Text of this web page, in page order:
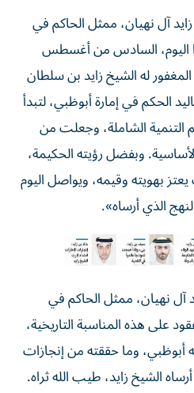
آل نهيان، ممثل الحاكم في
اليوم، السادس من أغسطس
المغفور له الشيخ زايد بن سلطان
الحكم في إمارة أبوظبي، لتبدأ
التنمية الشاملة، وجعلت من
وبفضل رؤيته الحكيمة،
بهويته وقيمه، ويواصل اليوم
الذي أرساه».
آل نهيان، ممثل الحاكم في
على هذه المناسبة التاريخية،
وما حققته من إنجازات
الشيخ زايد، طيب الله ثراه.